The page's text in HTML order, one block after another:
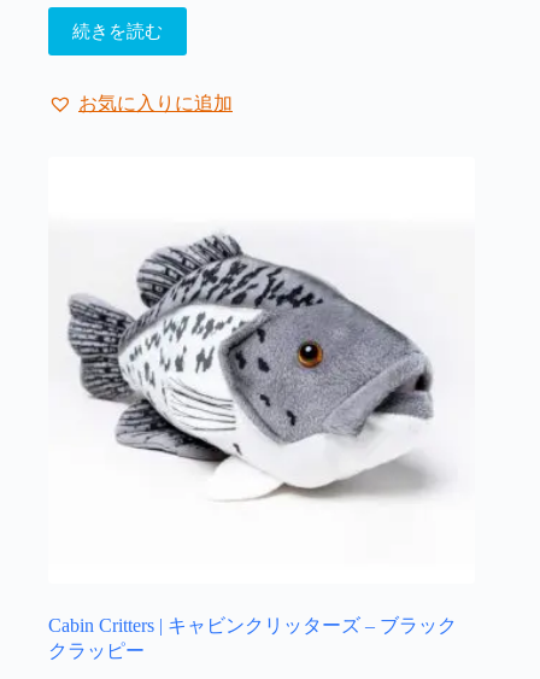
続きを読む
お気に入りに追加
Cabin Critters | キャビンクリッターズ – ブラック
クラッピー